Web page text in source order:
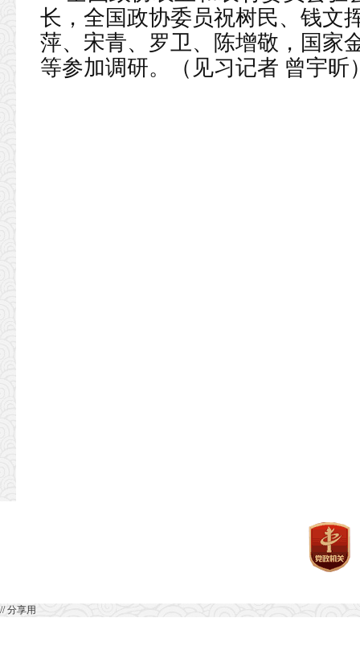
长，全国政协委员祝树民、钱文
萍、宋青、罗卫、陈增敬，国家
等参加调研。（见习记者 曾宇昕
// 分享用